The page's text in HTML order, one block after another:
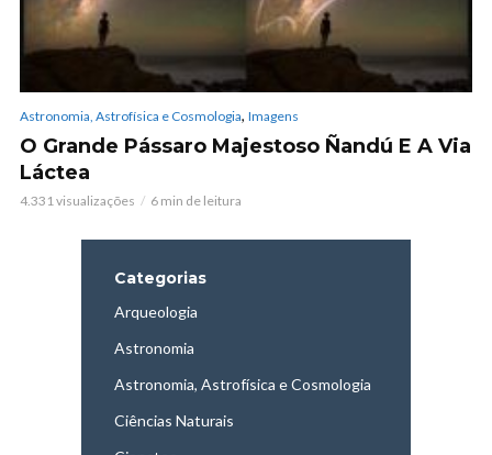
Astronomia, Astrofísica e Cosmologia, Imagens
O Grande Pássaro Majestoso Ñandú E A Via
Láctea
4.331 visualizações 6 min de leitura
Categorias
Arqueologia
Astronomia
Astronomia, Astrofísica e Cosmologia
Ciências Naturais